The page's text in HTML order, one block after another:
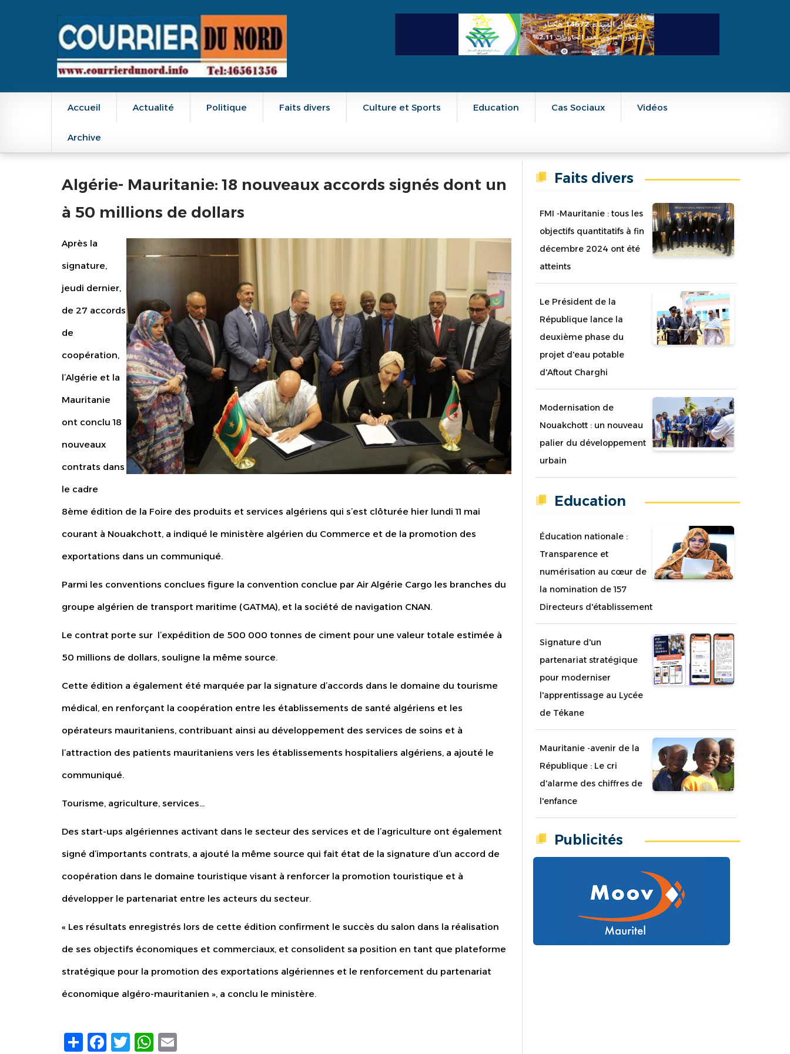
Main navigation
Accueil Actualité Politique Faits divers Culture et Sports Education Cas Sociaux Vidéos
Archive
Algérie- Mauritanie: 18 nouveaux accords signés dont un
à 50 millions de dollars
Après la
signature,
jeudi dernier,
de 27 accords
de
coopération,
l’Algérie et la
Mauritanie
ont conclu 18
nouveaux
contrats dans
le cadre
8ème édition de la Foire des produits et services algériens qui s’est clôturée hier lundi 11 mai
courant à Nouakchott, a indiqué le ministère algérien du Commerce et de la promotion des
exportations dans un communiqué.
Parmi les conventions conclues figure la convention conclue par Air Algérie Cargo les branches du
groupe algérien de transport maritime (GATMA), et la société de navigation CNAN.
Le contrat porte sur l’expédition de 500 000 tonnes de ciment pour une valeur totale estimée à
50 millions de dollars, souligne la même source.
Cette édition a également été marquée par la signature d’accords dans le domaine du tourisme
médical, en renforçant la coopération entre les établissements de santé algériens et les
opérateurs mauritaniens, contribuant ainsi au développement des services de soins et à
l’attraction des patients mauritaniens vers les établissements hospitaliers algériens, a ajouté le
communiqué.
Tourisme, agriculture, services…
Des start-ups algériennes activant dans le secteur des services et de l’agriculture ont également
signé d’importants contrats, a ajouté la même source qui fait état de la signature d’un accord de
coopération dans le domaine touristique visant à renforcer la promotion touristique et à
développer le partenariat entre les acteurs du secteur.
« Les résultats enregistrés lors de cette édition confirment le succès du salon dans la réalisation
de ses objectifs économiques et commerciaux, et consolident sa position en tant que plateforme
stratégique pour la promotion des exportations algériennes et le renforcement du partenariat
économique algéro-mauritanien », a conclu le ministère.
ShareFacebook
Twitter
WhatsApp
Faits divers
FMI -Mauritanie : tous les
objectifs quantitatifs à fin
décembre 2024 ont été
atteints
Le Président de la
République lance la
deuxième phase du
projet d'eau potable
d'Aftout Charghi
Modernisation de
Nouakchott : un nouveau
palier du développement
urbain
Education
Éducation nationale :
Transparence et
numérisation au cœur de
la nomination de 157
Directeurs d'établissement
Signature d'un
partenariat stratégique
pour moderniser
l'apprentissage au Lycée
de Tékane
Mauritanie -avenir de la
République : Le cri
d'alarme des chiffres de
l'enfance
Publicités